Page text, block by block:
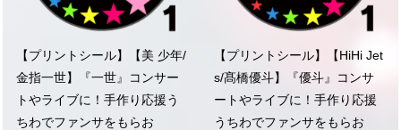
【プリントシール】【美 少年/
金指一世】『一世』コンサー
トやライブに！手作り応援う
ちわでファンサをもらお
【プリントシール】【HiHi Jet
s/髙橋優斗】『優斗』コンサ
ートやライブに！手作り応援
うちわでファンサをもらお